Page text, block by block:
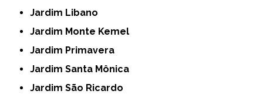
Jardim Libano
Jardim Monte Kemel
Jardim Primavera
Jardim Santa Mônica
Jardim São Ricardo